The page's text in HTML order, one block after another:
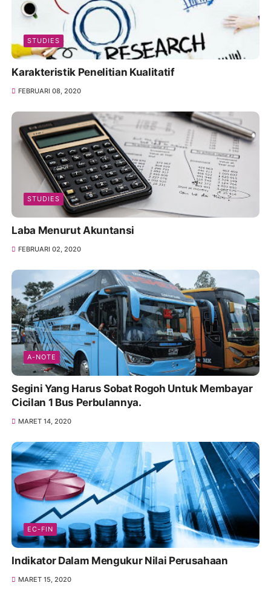
STUDIES
Karakteristik Penelitian Kualitatif
FEBRUARI 08, 2020
STUDIES
Laba Menurut Akuntansi
FEBRUARI 02, 2020
A-NOTE
Segini Yang Harus Sobat Rogoh Untuk Membayar
Cicilan 1 Bus Perbulannya.
MARET 14, 2020
EC-FIN
Indikator Dalam Mengukur Nilai Perusahaan
MARET 15, 2020